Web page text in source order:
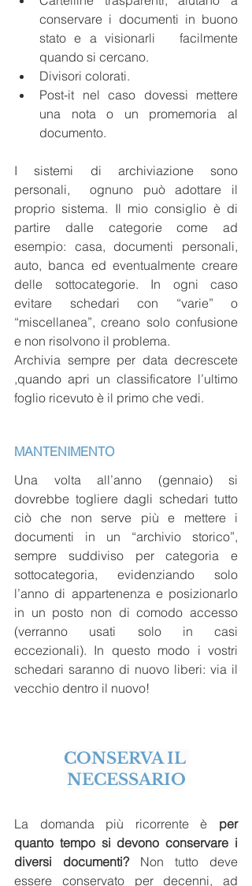
conservare i documenti in buono
stato e a visionarli   facilmente
quando si cercano.
Divisori colorati.
Post-it nel caso dovessi mettere
una nota o un promemoria al
documento.
I sistemi di archiviazione sono
personali,  ognuno può adottare il
proprio sistema. Il mio consiglio è di
partire dalle categorie come ad
esempio: casa, documenti personali,
auto, banca ed eventualmente creare
delle sottocategorie. In ogni caso
evitare schedari con “varie” o
“miscellanea”, creano solo confusione
e non risolvono il problema.
Archivia sempre per data decrescete
,quando apri un classificatore l’ultimo
foglio ricevuto è il primo che vedi.
MANTENIMENTO
Una volta all’anno (gennaio) si
dovrebbe togliere dagli schedari tutto
ciò che non serve più e mettere i
documenti in un “archivio storico”,
sempre suddiviso per categoria e
sottocategoria, evidenziando solo
l’anno di appartenenza e posizionarlo
in un posto non di comodo accesso
(verranno usati solo in casi
eccezionali). In questo modo i vostri
schedari saranno di nuovo liberi: via il
vecchio dentro il nuovo!
CONSERVA IL
NECESSARIO
La domanda più ricorrente è per
quanto tempo si devono conservare i
diversi documenti? Non tutto deve
essere conservato per decenni, ad